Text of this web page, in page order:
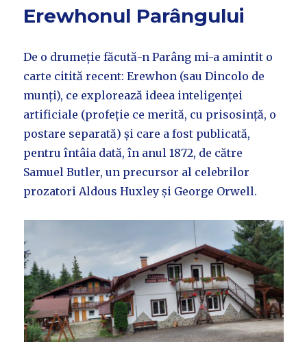
Erewhonul Parângului
De o drumeție făcută-n Parâng mi-a amintit o
carte citită recent: Erewhon (sau Dincolo de
munți), ce explorează ideea inteligenței
artificiale (profeție ce merită, cu prisosință, o
postare separată) și care a fost publicată,
pentru întâia dată, în anul 1872, de către
Samuel Butler, un precursor al celebrilor
prozatori Aldous Huxley și George Orwell.